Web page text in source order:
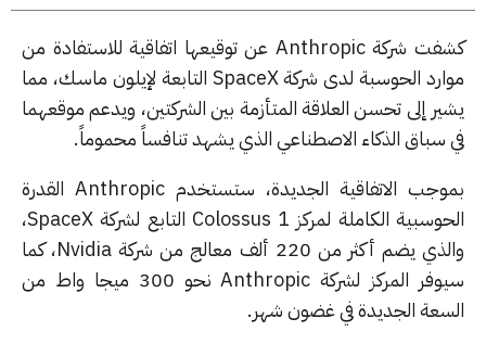
كشفت شركة Anthropic عن توقيعها اتفاقية للاستفادة من
موارد الحوسبة لدى شركة SpaceX التابعة لإيلون ماسك، مما
إلى تحسن العلاقة المتأزمة بين الشركتين، ويدعم موقعهما
سباق الذكاء الاصطناعي الذي يشهد تنافساً محموماً.
بموجب الاتفاقية الجديدة، ستستخدم Anthropic القدرة
الحوسبية الكاملة لمركز Colossus 1 التابع لشركة SpaceX،
والذي يضم أكثر من 220 ألف معالج من شركة Nvidia، كما
سيوفر المركز لشركة Anthropic نحو 300 ميجا واط من
الجديدة في غضون شهر.